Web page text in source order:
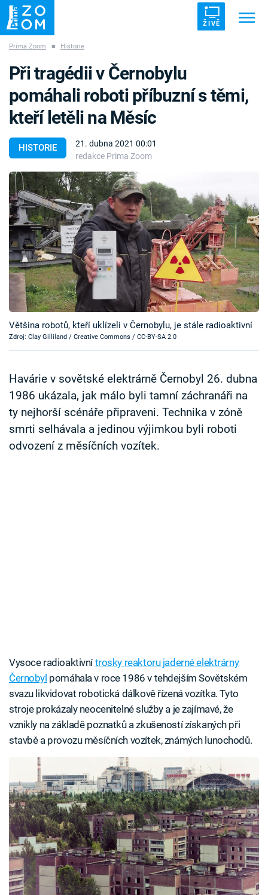
ŽIVĚ
ZÁHADY VETŘELCI DÁVNOVĚKU
Témata
Témata
Pořady
TV Program
Časopis
Sledujte prima+
Sledujte nás
Prima Zoom ■ Historie
HISTORIE
21. dubna 2021 00:01
redakce Prima Zoom
Při tragédii v Černobylu
pomáhali roboti příbuzní s těmi,
kteří letěli na Měsíc
Většina robotů, kteří uklízeli v Černobylu, je stále radioaktivní
Zdroj: Clay Gilliland / Creative Commons / CC-BY-SA 2.0
Havárie v sovětské elektrárně Černobyl 26. dubna
1986 ukázala, jak málo byli tamní záchranáři na
ty nejhorší scénáře připraveni. Technika v zóně
smrti selhávala a jedinou výjimkou byli roboti
odvození z měsíčních vozítek.
Vysoce radioaktivnítrosky reaktoru jaderné elektrárny
Černobyl pomáhala v roce 1986 v tehdejším Sovětském
svazu likvidovat robotická dálkově řízená vozítka. Tyto
stroje prokázaly neocenitelné služby a je zajímavé, že
vznikly na základě poznatků a zkušeností získaných při
stavbě a provozu měsíčních vozítek, známých lunochodů.